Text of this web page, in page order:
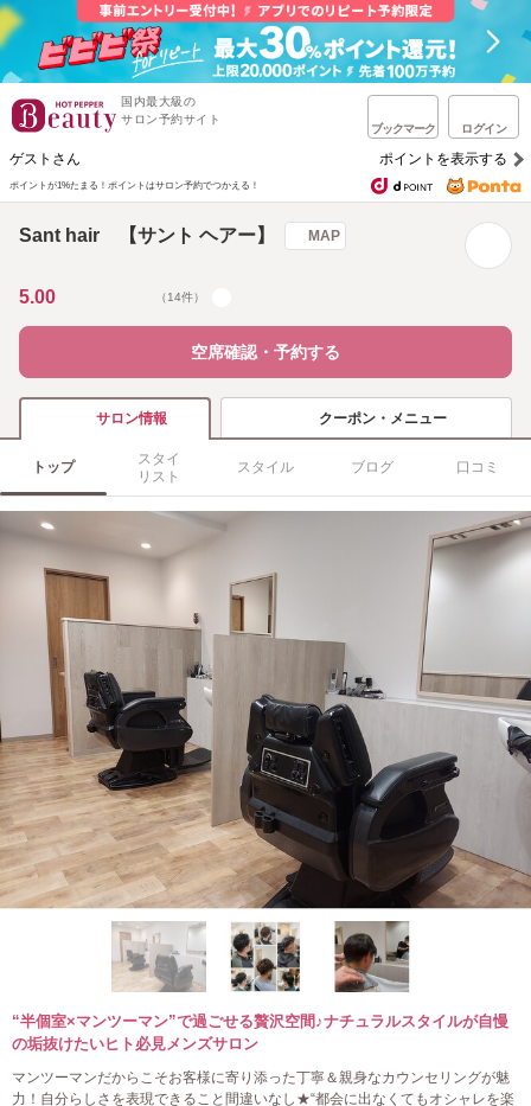
国内最大級の
サロン予約サイト
ブックマーク ログイン
ゲストさん ポイントを表示する
ポイントが1%たまる！ ポイントはサロン予約でつかえる！
Sant hair 【サント ヘアー】 MAP
5.00 （14件）
空席確認・予約する
サロン情報 クーポン・メニュー
トップ
スタイ
リスト
スタイル ブログ 口コミ
“半個室×マンツーマン”で過ごせる贅沢空間♪ナチュラルスタイルが自慢
の垢抜けたいヒト必見メンズサロン
マンツーマンだからこそお客様に寄り添った丁寧＆親身なカウンセリングが魅
力！自分らしさを表現できること間違いなし★“都会に出なくてもオシャレを楽